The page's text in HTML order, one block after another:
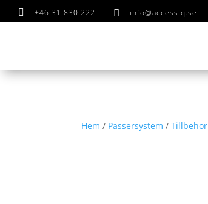
 +46 31 830 222  info@accessiq.se
Hem / Passersystem /Tillbehör